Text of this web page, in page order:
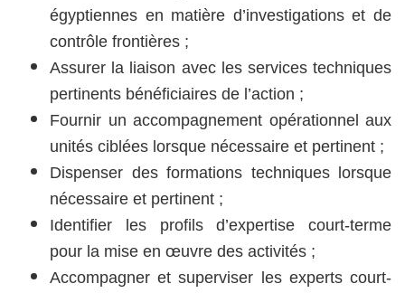
égyptiennes en matière d’investigations et de
contrôle frontières ;
Assurer la liaison avec les services techniques
pertinents bénéficiaires de l’action ;
Fournir un accompagnement opérationnel aux
unités ciblées lorsque nécessaire et pertinent ;
Dispenser des formations techniques lorsque
nécessaire et pertinent ;
Identifier les profils d’expertise court-terme
pour la mise en œuvre des activités ;
Accompagner et superviser les experts court-